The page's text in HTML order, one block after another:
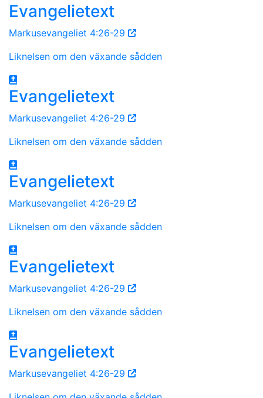
Evangelietext
Markusevangeliet 4:26-29
Liknelsen om den växande sådden
Evangelietext
Markusevangeliet 4:26-29
Liknelsen om den växande sådden
Evangelietext
Markusevangeliet 4:26-29
Liknelsen om den växande sådden
Evangelietext
Markusevangeliet 4:26-29
Liknelsen om den växande sådden
Evangelietext
Markusevangeliet 4:26-29